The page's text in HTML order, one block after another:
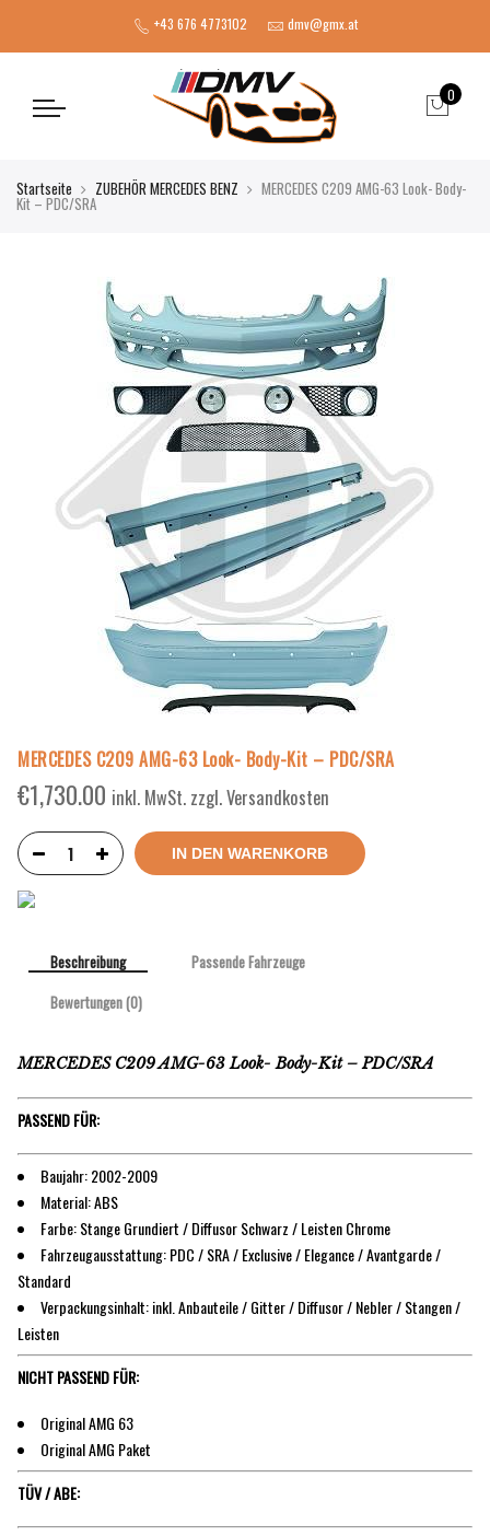
+43 676 4773102 dmv@gmx.at
0
Startseite ZUBEHÖR MERCEDES BENZ MERCEDES C209 AMG-63 Look- Body-
Kit – PDC/SRA
MERCEDES C209 AMG-63 Look- Body-Kit – PDC/SRA
€1,730.00 inkl. MwSt. zzgl. Versandkosten
IN DEN WARENKORB
Beschreibung
Passende Fahrzeuge
Bewertungen (0)
MERCEDES C209 AMG-63 Look- Body-Kit – PDC/SRA
PASSEND FÜR:
Baujahr: 2002-2009
Material: ABS
Farbe: Stange Grundiert / Diffusor Schwarz / Leisten Chrome
Fahrzeugausstattung: PDC / SRA / Exclusive / Elegance / Avantgarde /
Standard
Verpackungsinhalt: inkl. Anbauteile / Gitter / Diffusor / Nebler / Stangen /
Leisten
NICHT PASSEND FÜR:
Original AMG 63
Original AMG Paket
TÜV / ABE: